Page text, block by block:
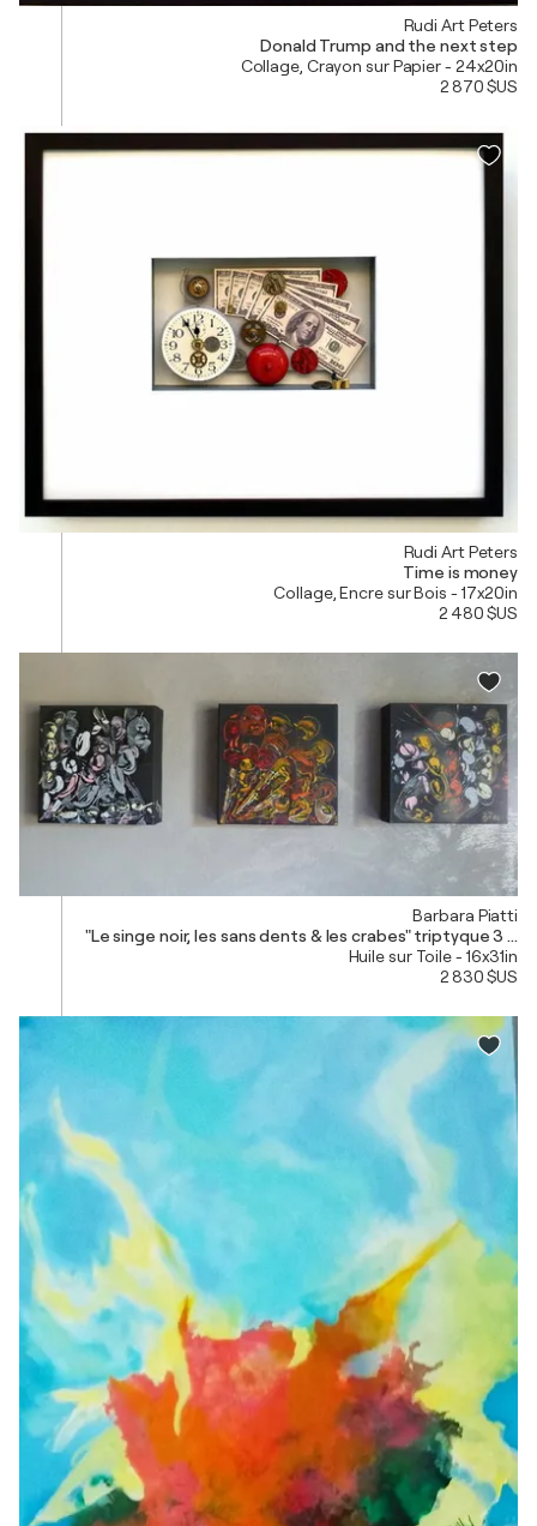
Rudi Art Peters
Donald Trump and the next step
Collage, Crayon sur Papier - 24x20in
2 870 $US
Rudi Art Peters
Time is money
Collage, Encre sur Bois - 17x20in
2 480 $US
Barbara Piatti
"Le singe noir, les sans dents & les
Huile sur Toile - 16x31in
2 830 $US